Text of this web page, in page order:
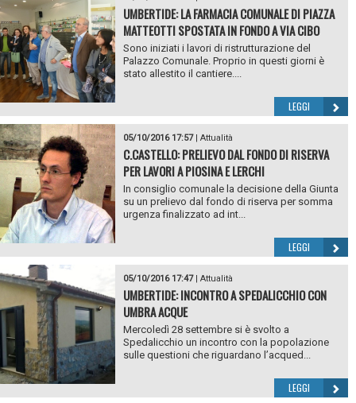
UMBERTIDE: LA FARMACIA COMUNALE DI PIAZZA
MATTEOTTI SPOSTATA IN FONDO A VIA CIBO
Sono iniziati i lavori di ristrutturazione del
Palazzo Comunale. Proprio in questi giorni è
stato allestito il cantiere....
LEGGI
05/10/2016 17:57| Attualità
C.CASTELLO: PRELIEVO DAL FONDO DI RISERVA
PER LAVORI A PIOSINA E LERCHI
In consiglio comunale la decisione della Giunta
su un prelievo dal fondo di riserva per somma
urgenza finalizzato ad int...
LEGGI
05/10/2016 17:47| Attualità
UMBERTIDE: INCONTRO A SPEDALICCHIO CON
UMBRA ACQUE
Mercoledì 28 settembre si è svolto a
Spedalicchio un incontro con la popolazione
sulle questioni che riguardano l’acqued...
LEGGI